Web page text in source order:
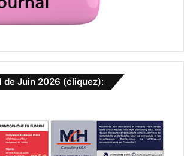
de Juin 2026 (cliquez):